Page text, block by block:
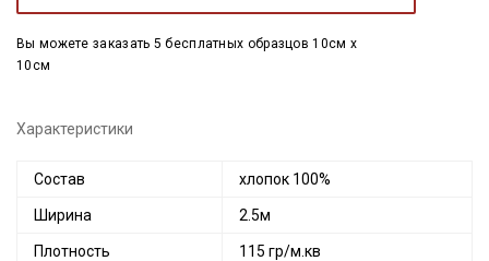
Вы можете заказать 5 бесплатных образцов 10см x
10см
Характеристики
Состав хлопок 100%
Ширина 2.5м
Плотность 115 гр/м.кв